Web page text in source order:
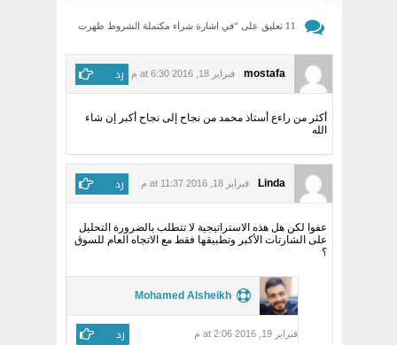
11 تعليق على “ في اشارة شراء مكتملة الشروط ظهرت
قبل ما تحقق هدف البيع ليه مادخلتش شراء في الحالة دي؟”
mostafa فبراير 18, 2016 at 6:30 م رد
أكثر من راءع أستاذ محمد من نجاح إلى نجاح أكبر إن شاء
الله
Linda فبراير 18, 2016 at 11:37 م رد
عفوا لكن هل هذه الاستراتيجية لا تتطلب بالضرورة التحليل
على الشارتات الأكبر وتطبيقها فقط مع الاتجاه العام للسوق
؟
Mohamed Alsheikh
فبراير 19, 2016 at 2:06 م رد